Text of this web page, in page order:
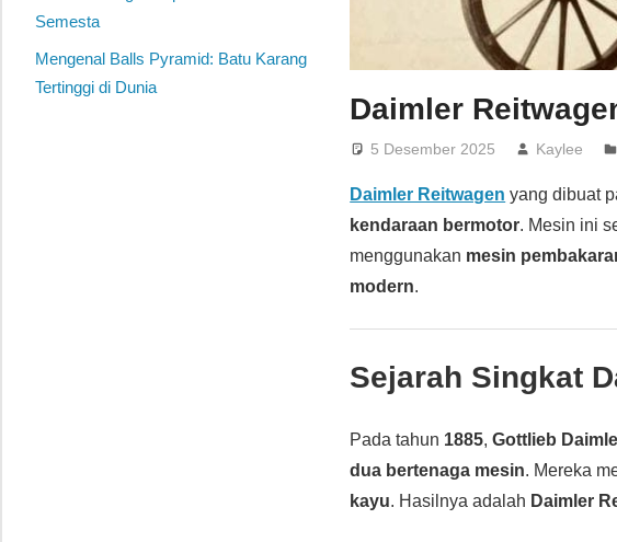
Daimler
5 Desember 2025 Kaylee
Daimler Reitwagen yang dibuat
kendaraan bermotor. Mesin ini
menggunakan mesin
modern.
Sejarah Singkat
Pada tahun 1885,Gottlieb
dua bertenaga mesin. Mereka
kayu. Hasilnya adalah Daimler
Semesta
Mengenal Balls Pyramid: Batu Karang
Tertinggi di Dunia